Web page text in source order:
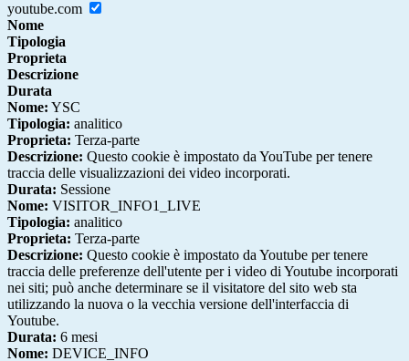
youtube.com
Nome
Tipologia
Proprieta
Descrizione
Durata
Nome: YSC
Tipologia: analitico
Proprieta: Terza-parte
Descrizione: Questo cookie è impostato da YouTube per tenere
traccia delle visualizzazioni dei video incorporati.
Durata: Sessione
Nome: VISITOR_INFO1_LIVE
Tipologia: analitico
Proprieta: Terza-parte
Descrizione: Questo cookie è impostato da Youtube per tenere
traccia delle preferenze dell'utente per i video di Youtube incorporati
nei siti; può anche determinare se il visitatore del sito web sta
utilizzando la nuova o la vecchia versione dell'interfaccia di
Youtube.
Durata: 6 mesi
Nome: DEVICE_INFO